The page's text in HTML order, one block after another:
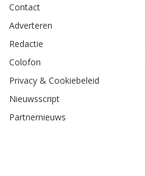
Contact
Adverteren
Redactie
Colofon
Privacy & Cookiebeleid
Nieuwsscript
Partnernieuws